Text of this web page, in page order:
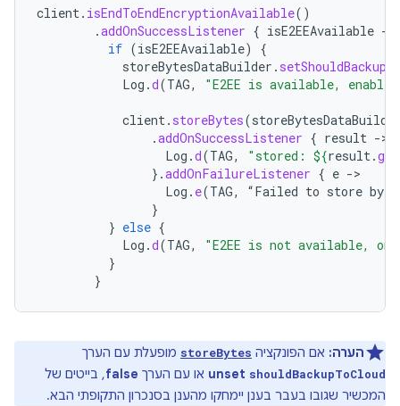
client. isEndToEndEncryptionAvailable()
.addOnSuccessListener { isE2EEAvailable -
if (isE2EEAvailable)
{
storeBytesDataBuilder .
Log .d(TAG, "E2EE is available,
client. storeBytes(
.addOnSuccessListener { result -
Log .d(TAG, "stored: ${result.
}.addOnFailureListener { e -
Log . e(TAG, “Failed to store
}
} else {
Log .d(TAG,
"E2EE is not available,
}
}
הערה: אם הפונקציה storeBytes מופעלת עם הערך
shouldBackupToCloud
unset או עם הערך false, בייטים של
המכשיר שגובו בעבר בענן יימחקו מהענן בסנכרון התקופתי הבא.